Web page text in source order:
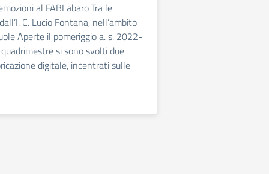
al FABLabaro Tra le
C. Lucio Fontana, nell’ambito
Aperte il pomeriggio a. s. 2022-
si sono svolti due
digitale, incentrati sulle